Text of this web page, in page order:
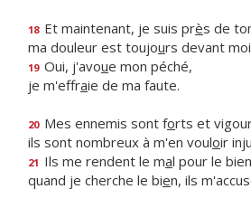
18 Et maintenant, je suis près de
ma douleur est toujours devant
19 Oui, j'avoue mon péché,
je m'effraie de ma faute.
20 Mes ennemis sont forts et
ils sont nombreux à m'en vouloir
21 Ils me rendent le mal pour le
quand je cherche le bien, ils